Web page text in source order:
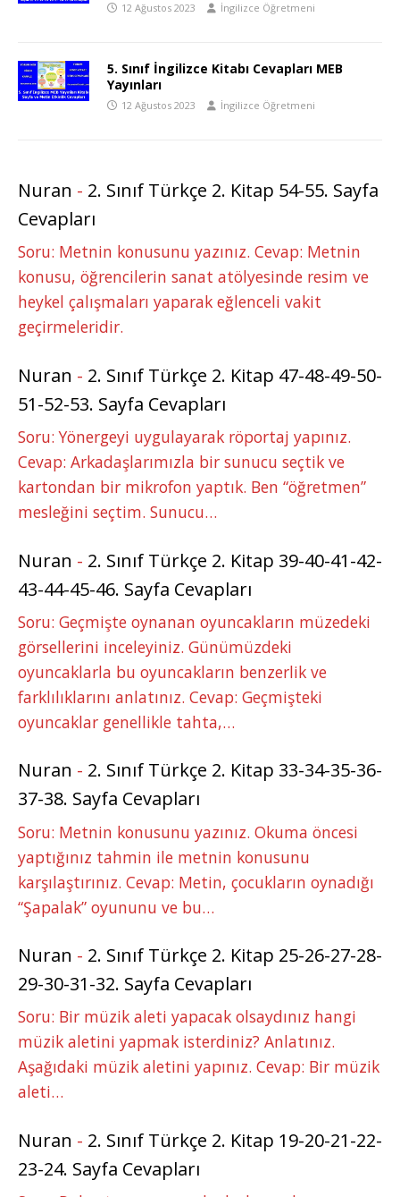
12 Ağustos 2023 İngilizce Öğretmeni
5. Sınıf İngilizce Kitabı Cevapları MEB
Yayınları
12 Ağustos 2023 İngilizce Öğretmeni
Nuran - 2. Sınıf Türkçe 2. Kitap 54-55. Sayfa
Cevapları
Soru: Metnin konusunu yazınız. Cevap: Metnin
konusu, öğrencilerin sanat atölyesinde resim ve
heykel çalışmaları yaparak eğlenceli vakit
geçirmeleridir.
Nuran - 2. Sınıf Türkçe 2. Kitap 47-48-49-50-
51-52-53. Sayfa Cevapları
Soru: Yönergeyi uygulayarak röportaj yapınız.
Cevap: Arkadaşlarımızla bir sunucu seçtik ve
kartondan bir mikrofon yaptık. Ben “öğretmen”
mesleğini seçtim. Sunucu…
Nuran - 2. Sınıf Türkçe 2. Kitap 39-40-41-42-
43-44-45-46. Sayfa Cevapları
Soru: Geçmişte oynanan oyuncakların müzedeki
görsellerini inceleyiniz. Günümüzdeki
oyuncaklarla bu oyuncakların benzerlik ve
farklılıklarını anlatınız. Cevap: Geçmişteki
oyuncaklar genellikle tahta,…
Nuran - 2. Sınıf Türkçe 2. Kitap 33-34-35-36-
37-38. Sayfa Cevapları
Soru: Metnin konusunu yazınız. Okuma öncesi
yaptığınız tahmin ile metnin konusunu
karşılaştırınız. Cevap: Metin, çocukların oynadığı
“Şapalak” oyununu ve bu…
Nuran - 2. Sınıf Türkçe 2. Kitap 25-26-27-28-
29-30-31-32. Sayfa Cevapları
Soru: Bir müzik aleti yapacak olsaydınız hangi
müzik aletini yapmak isterdiniz? Anlatınız.
Aşağıdaki müzik aletini yapınız. Cevap: Bir müzik
aleti…
Nuran - 2. Sınıf Türkçe 2. Kitap 19-20-21-22-
23-24. Sayfa Cevapları